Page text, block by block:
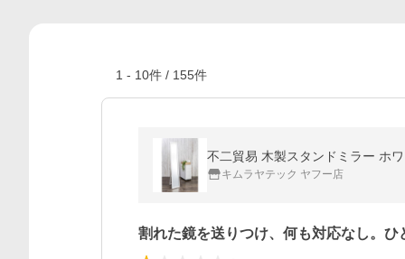
1 - 10件 / 155件
不二貿易 木製スタンドミラー ホ
キムラヤテック ヤフー店
割れた鏡を送りつけ、何も対応なし。